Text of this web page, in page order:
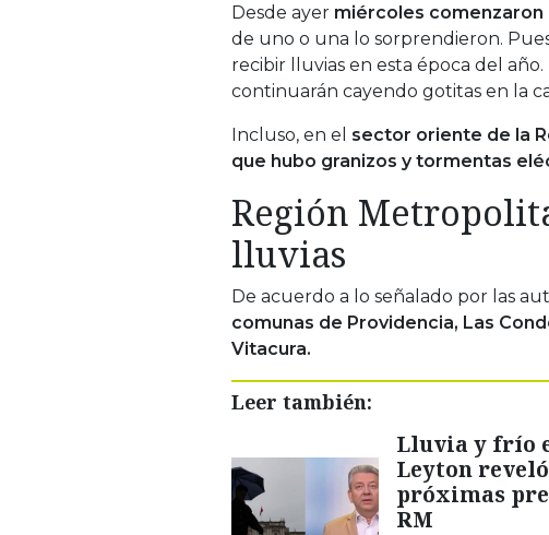
Desde ayer miércoles
de uno o una lo sorprendieron.
recibir lluvias en esta época del
continuarán cayendo gotitas en la
Incluso, en el sector oriente de la
que hubo granizos y tormentas
Región
lluvias
De acuerdo a lo señalado por las
comunas de Providencia, Las
Vitacura.
Leer también:
Lluvia y frío
Leyton
próximas
RM